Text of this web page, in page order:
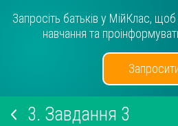
Запросіть батьків у МійКлас,
навчання та
3. Завдання 3